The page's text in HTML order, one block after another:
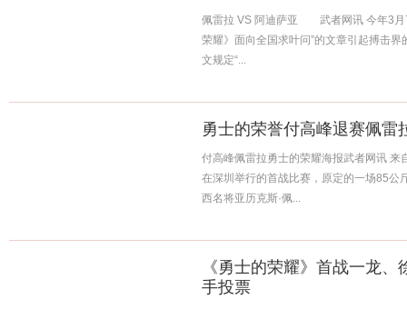
佩雷拉 VS 阿迪萨亚 武者网讯 今年3月
荣耀》面向全国求叶问”的文章引起搏击
文规定“...
勇士的荣誉付高峰退赛佩雷
付高峰佩雷拉勇士的荣耀海报武者网讯
在深圳举行的首战比赛，原定的一场85公
西名将亚历克斯·佩...
《勇士的荣耀》首战一龙
手投票